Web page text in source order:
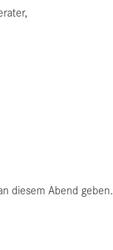
diesem Abend geben.